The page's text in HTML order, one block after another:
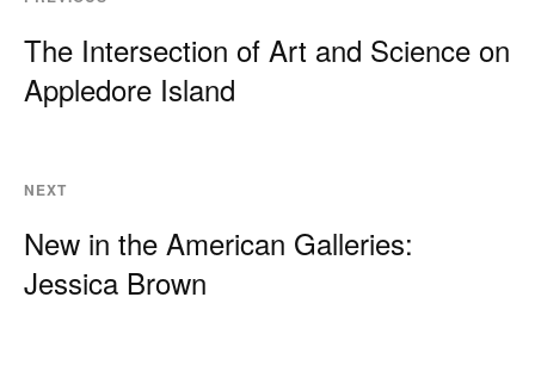
The Intersection of Art and Science on
Appledore Island
NEXT
New in the American Galleries:
Jessica Brown